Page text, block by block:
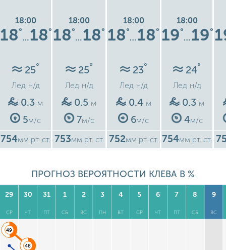
18:00
18°
…18°
25°
Лед н/д
0.3 м
5м/с
754мм рт. ст.
18:00
18°
…18°
25°
Лед н/д
0.5 м
7м/с
753мм рт. ст.
18:00
18°
…18°
23°
Лед н/д
0.4 м
6м/с
752мм рт. ст.
18:00
19°
…19°
24°
Лед н/д
0.3 м
4м/с
754мм рт. ст.
ПРОГНОЗ ВЕРОЯТНОСТИ КЛЕВА В %
29
СР
30
ЧТ
31
ПТ
1
СБ
2
ВС
3
ПН
4
ВТ
5
СР
6
ЧТ
7
ПТ
8
СБ
9
ВС
49
48